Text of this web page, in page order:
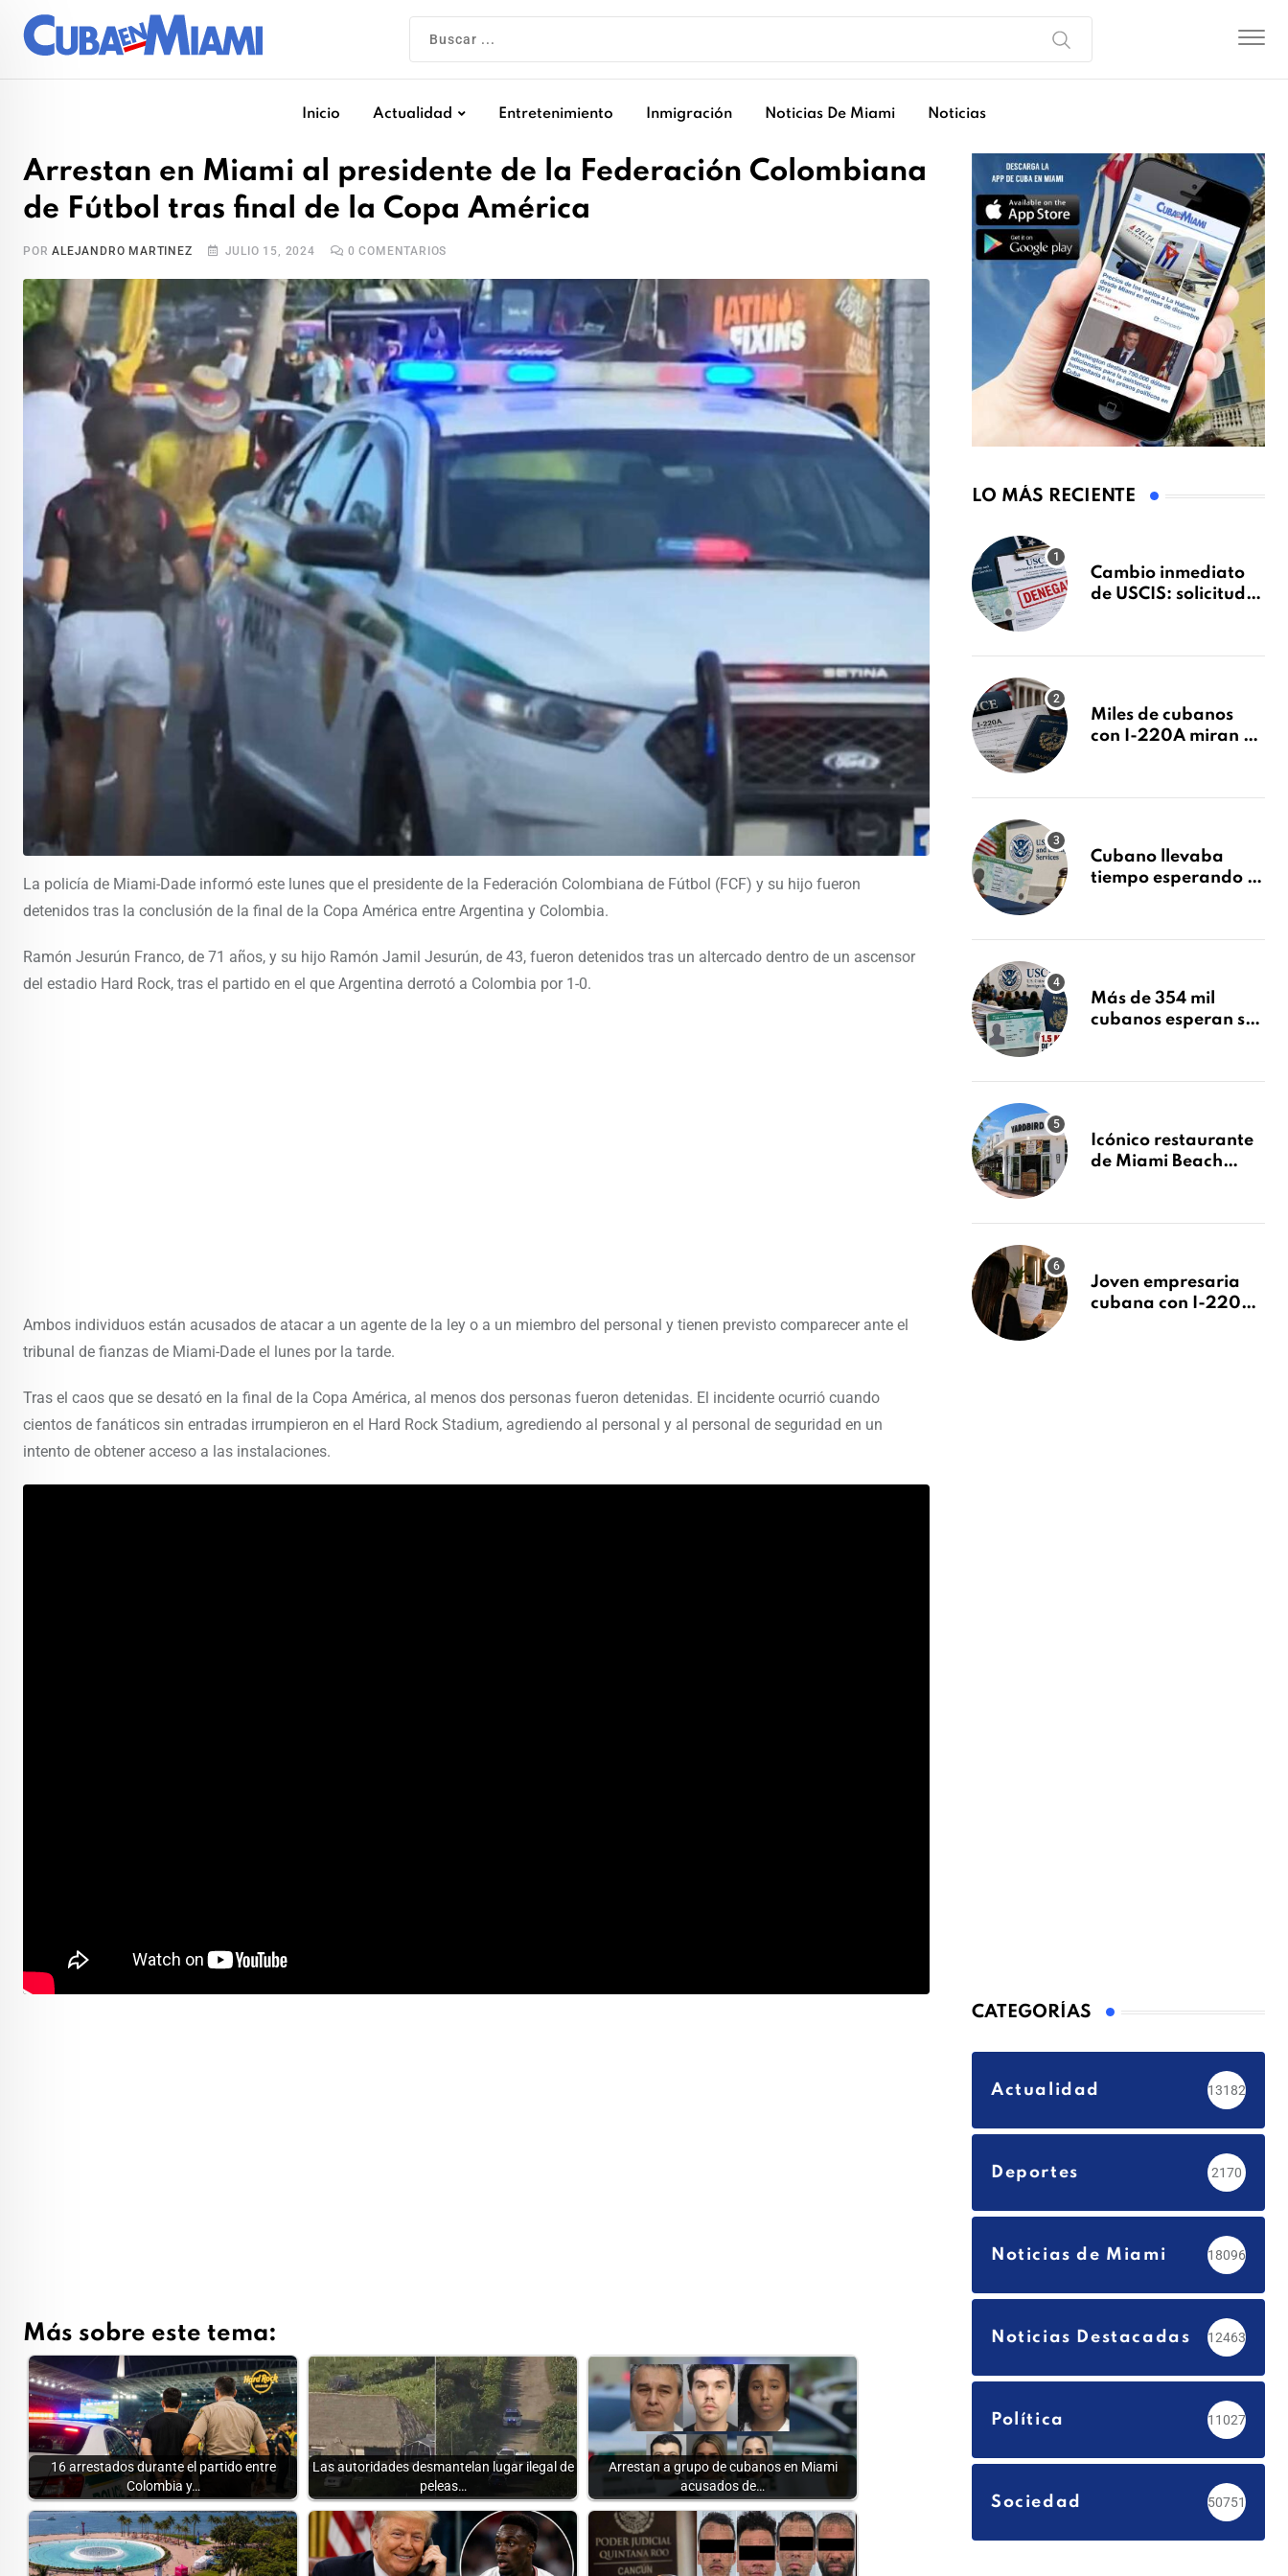
Inicio Actualidad Entretenimiento Inmigración Noticias De Miami Noticias
Arrestan en Miami al presidente de la Federación Colombiana
de Fútbol tras final de la Copa América
PORALEJANDRO MARTINEZ JULIO 15, 2024 0 COMENTARIOS
La policía de Miami-Dade informó este lunes que el presidente de la Federación Colombiana de Fútbol (FCF) y su hijo fueron
detenidos tras la conclusión de la final de la Copa América entre Argentina y Colombia.
Ramón Jesurún Franco, de 71 años, y su hijo Ramón Jamil Jesurún, de 43, fueron detenidos tras un altercado dentro de un ascensor
del estadio Hard Rock, tras el partido en el que Argentina derrotó a Colombia por 1-0.
Ambos individuos están acusados de atacar a un agente de la ley o a un miembro del personal y tienen previsto comparecer ante el
tribunal de fianzas de Miami-Dade el lunes por la tarde.
Tras el caos que se desató en la final de la Copa América, al menos dos personas fueron detenidas. El incidente ocurrió cuando
cientos de fanáticos sin entradas irrumpieron en el Hard Rock Stadium, agrediendo al personal y al personal de seguridad en un
intento de obtener acceso a las instalaciones.
Más sobre este tema:
16 arrestados durante el partido entre
Colombia y…
Las autoridades desmantelan lugar ilegal de
peleas…
Arrestan a grupo de cubanos en Miami
acusados de…
LO MÁS RECIENTE
Cambio inmediato
de USCIS: solicitudes
sin previo aviso
Miles de cubanos
con I-220A miran al
decidirse en una
Cubano llevaba
tiempo esperando su
tras Writ of
Más de 354 mil
cubanos esperan su
millones de
Icónico restaurante
de Miami Beach
después de 15 años
Joven empresaria
cubana con I-220A
CATEGORÍAS
Actualidad 13182
Deportes 2170
Noticias de Miami 18096
Noticias Destacadas 12463
Política 11027
Sociedad 50751